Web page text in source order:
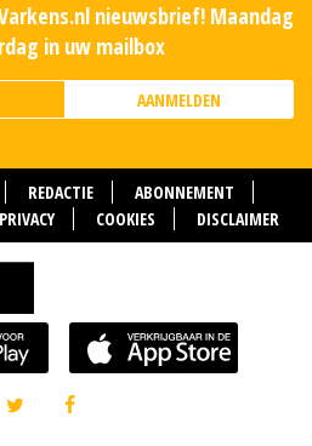
nieuwsbrief! Maandag
in uw mailbox
AANMELDEN
REDACTIE
ABONNEMENT
PRIVACY COOKIES DISCLAIMER